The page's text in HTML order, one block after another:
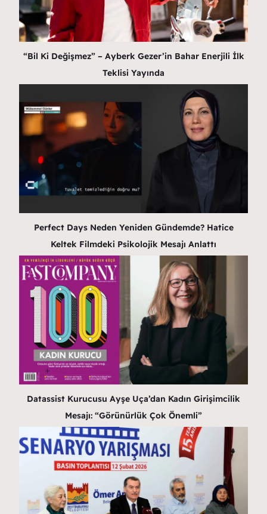
“Bil Ki Değişmez” – Ayberk Gezer’in Bahar Enerjili İlk
Teklisi Yayında
Perfect Days Neden Yeniden Gündemde? Hatice
Keltek Filmdeki Psikolojik Mesajı Anlattı
Datassist Kurucusu Ayşe Uça’dan Kadın Girişimcilik
Mesajı: “Görünürlük Çok Önemli”